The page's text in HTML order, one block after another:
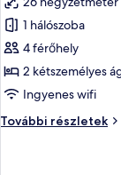
részletei
összes
képének
megtekintése:
Deluxe
szoba,
kétszemélyes
1 hálószoba
4 férőhely
2 kétszemélyes
Ingyenes wifi
További részletek
Deluxe